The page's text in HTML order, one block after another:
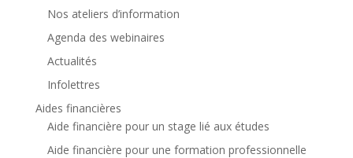
Nos ateliers d’information
Agenda des webinaires
Actualités
Infolettres
Aides financières
Aide financière pour un stage lié aux études
Aide financière pour une formation professionnelle